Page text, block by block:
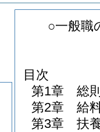
○一般職
目次
第1章
総
第2章
給
第3章
扶